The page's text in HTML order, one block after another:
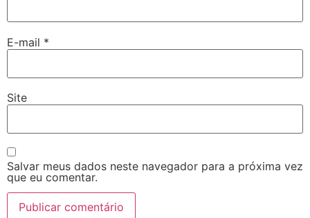
E-mail *
Site
Salvar meus dados neste navegador para a próxima vez
que eu comentar.